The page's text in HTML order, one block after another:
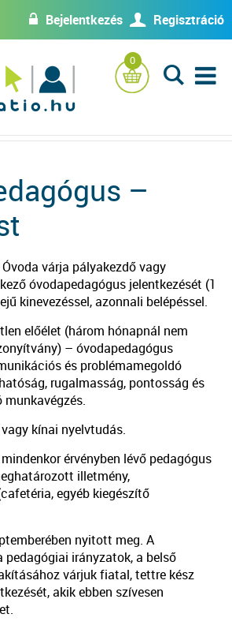
w Bejelentkezés U Regisztráció
0
L
–
várja pályakezdő vagy
óvodapedagógus jelentkezését (1
kinevezéssel, azonnali belépéssel.
előélet (három hónapnál nem
– óvodapedagógus
és problémamegoldó
rugalmasság, pontosság és
kínai nyelvtudás.
érvényben lévő pedagógus
illetmény,
egyéb kiegészítő
nyitott meg. A
pedagógiai irányzatok, a belső
várjuk fiatal, tettre kész
akik ebben szívesen